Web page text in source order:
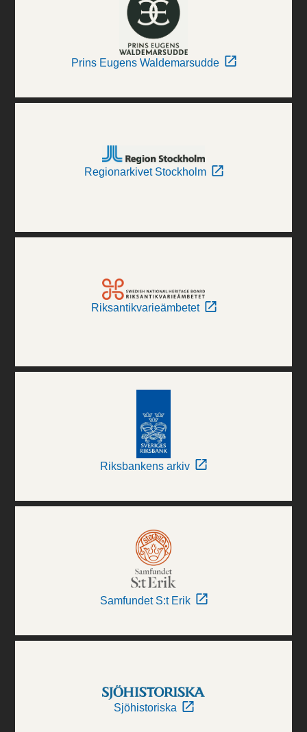
Prins Eugens Waldemarsudde
Regionarkivet Stockholm
Riksantikvarieämbetet
Riksbankens arkiv
Samfundet S:t Erik
Sjöhistoriska